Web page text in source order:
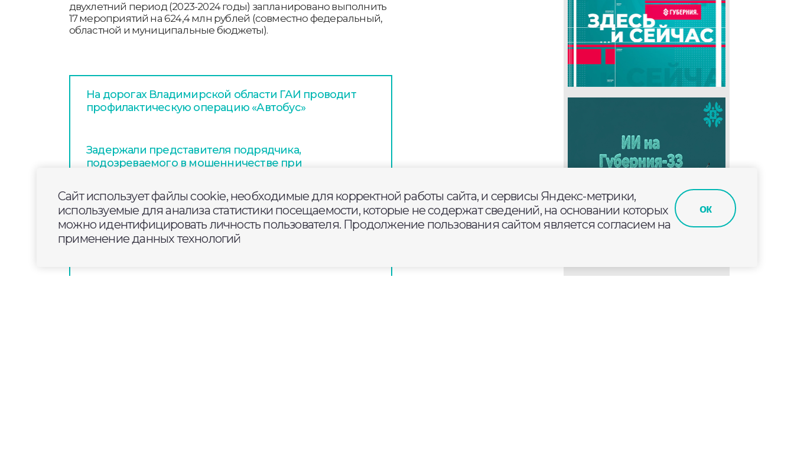
двухлетний период (2023-2024 годы) запланировано выполнить
17 мероприятий на 624,4 млн рублей (совместно федеральный,
областной и муниципальные бюджеты).
На дорогах Владимирской области ГАИ проводит
профилактическую операцию «Автобус»
Задержали представителя подрядчика,
подозреваемого в мошенничестве при
В Муроме приступили к благоустройству
территории у нового Центра единоборств на улице
Ленина
Сайт использует файлы cookie, необходимые для корректной работы сайта, и сервисы Яндекс-метрики,
используемые для анализа статистики посещаемости, которые не содержат сведений, на основании которых
можно идентифицировать личность пользователя. Продолжение пользования сайтом является согласием на
применение данных технологий
ок